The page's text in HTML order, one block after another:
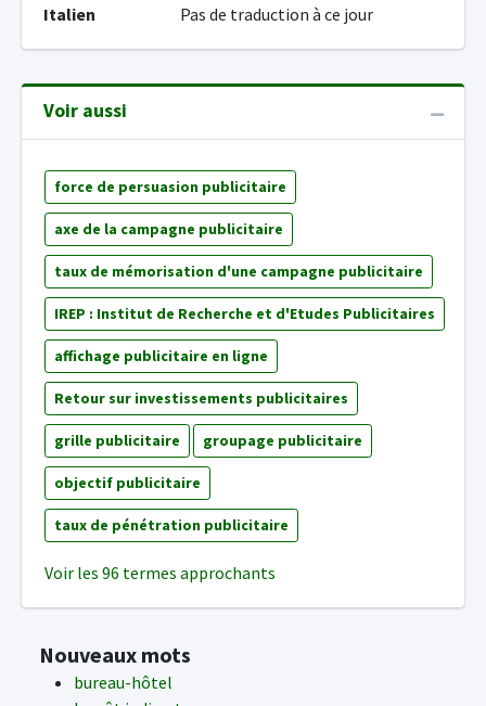
Italien
Pas de traduction à ce jour
Voir aussi
force de persuasion publicitaire
axe de la campagne publicitaire
taux de mémorisation d'une campagne publicitaire
IREP : Institut de Recherche et d'Etudes Publicitaires
affichage publicitaire en ligne
Retour sur investissements publicitaires
grille publicitaire groupage publicitaire
objectif publicitaire
taux de pénétration publicitaire
Voir les 96 termes approchants
Nouveaux mots
bureau-hôtel